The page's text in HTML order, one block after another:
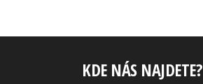
KDE NÁS NAJDETE?